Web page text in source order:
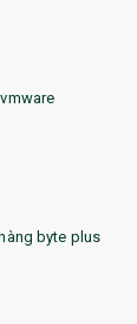
byte plus